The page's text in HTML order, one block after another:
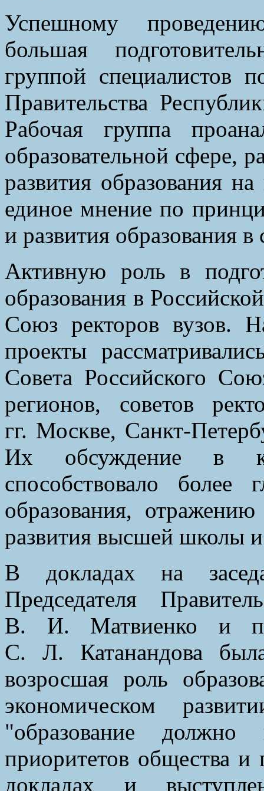
Успешному
большая
группой специалистов
Правительства
Рабочая группа
образовательной сфере,
развития образования
единое мнение по
и развития образования в
Активную роль в
образования в
Союз ректоров вузов.
проекты
Совета Российского
регионов, советов
гг. Москве, Санкт-
Их обсуждение в
способствовало более
образования,
развития высшей школы
В докладах на
Председателя
В. И. Матвиенко и
С. Л. Катанандова
возросшая роль
экономическом
"образование
приоритетов общества и
докладах и